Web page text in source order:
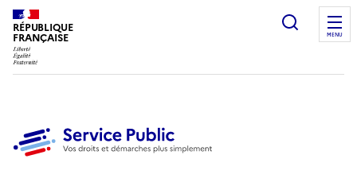
RÉPUBLIQUE
FRANÇAISE
Ouvrir
MENU